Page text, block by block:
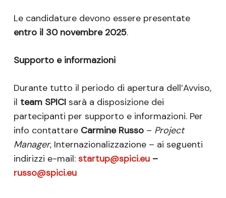
Le candidature devono essere presentate
entro il 30 novembre 2025.
Supporto e informazioni
Durante tutto il periodo di apertura dell’Avviso,
il team SPICIsarà a disposizione dei
partecipanti per supporto e informazioni. Per
info contattare Carmine Russo– Project
Manager, Internazionalizzazione – ai seguenti
indirizzi e-mail: startup@spici.eu–
russo@spici.eu